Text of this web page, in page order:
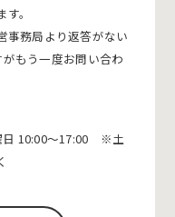
。
事務局より返答がない
もう一度お問い合わ
日 10:00〜17:00 ※土